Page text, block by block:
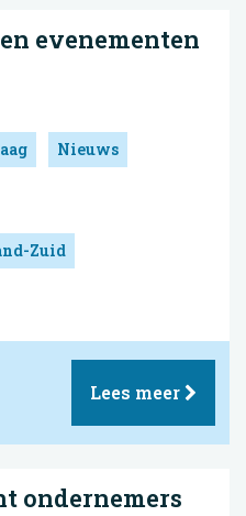
evenementen
Nieuws
Zuid
Lees meer
ondernemers